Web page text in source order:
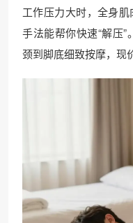
工作压力大时，全身
手法能帮你快速“解压
颈到脚底细致按摩，现